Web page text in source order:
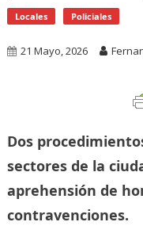
Locales Policiales
21 Mayo, 2026
Dos
sectores de la
aprehensión de
contravenciones.